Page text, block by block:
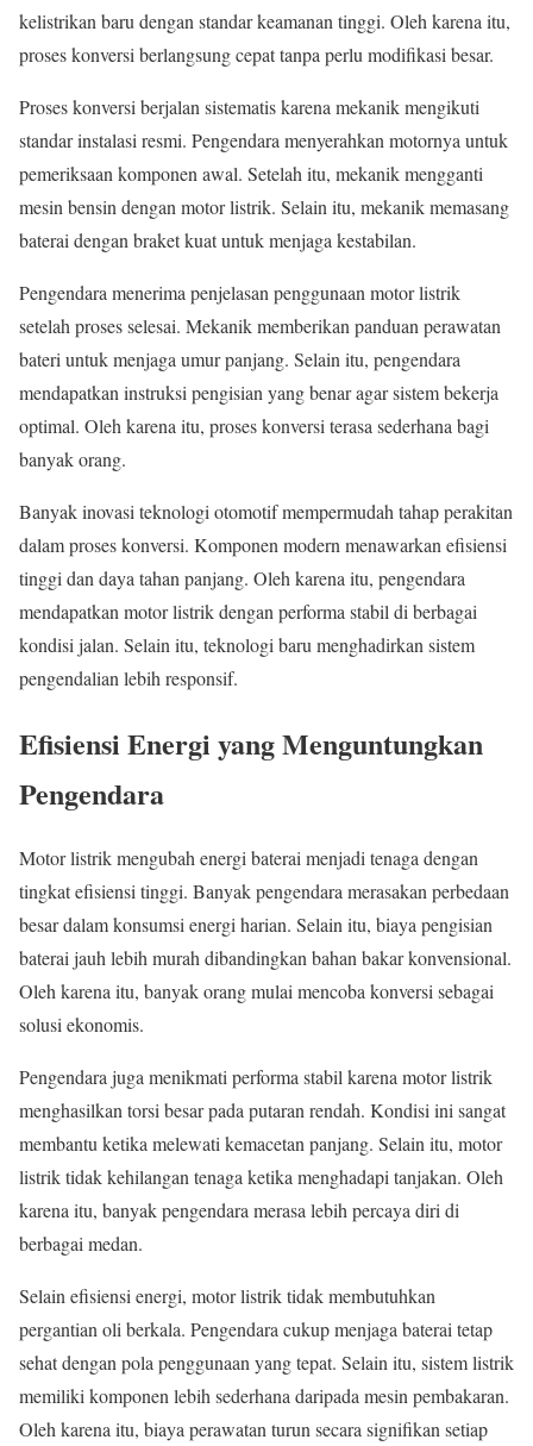
kelistrikan baru dengan standar keamanan tinggi. Oleh karena itu,
proses konversi berlangsung cepat tanpa perlu modifikasi besar.
Proses konversi berjalan sistematis karena mekanik mengikuti
standar instalasi resmi. Pengendara menyerahkan motornya untuk
pemeriksaan komponen awal. Setelah itu, mekanik mengganti
mesin bensin dengan motor listrik. Selain itu, mekanik memasang
baterai dengan braket kuat untuk menjaga kestabilan.
Pengendara menerima penjelasan penggunaan motor listrik
setelah proses selesai. Mekanik memberikan panduan perawatan
bateri untuk menjaga umur panjang. Selain itu, pengendara
mendapatkan instruksi pengisian yang benar agar sistem bekerja
optimal. Oleh karena itu, proses konversi terasa sederhana bagi
banyak orang.
Banyak inovasi teknologi otomotif mempermudah tahap perakitan
dalam proses konversi. Komponen modern menawarkan efisiensi
tinggi dan daya tahan panjang. Oleh karena itu, pengendara
mendapatkan motor listrik dengan performa stabil di berbagai
kondisi jalan. Selain itu, teknologi baru menghadirkan sistem
pengendalian lebih responsif.
Efisiensi Energi yang Menguntungkan
Pengendara
Motor listrik mengubah energi baterai menjadi tenaga dengan
tingkat efisiensi tinggi. Banyak pengendara merasakan perbedaan
besar dalam konsumsi energi harian. Selain itu, biaya pengisian
baterai jauh lebih murah dibandingkan bahan bakar konvensional.
Oleh karena itu, banyak orang mulai mencoba konversi sebagai
solusi ekonomis.
Pengendara juga menikmati performa stabil karena motor listrik
menghasilkan torsi besar pada putaran rendah. Kondisi ini sangat
membantu ketika melewati kemacetan panjang. Selain itu, motor
listrik tidak kehilangan tenaga ketika menghadapi tanjakan. Oleh
karena itu, banyak pengendara merasa lebih percaya diri di
berbagai medan.
Selain efisiensi energi, motor listrik tidak membutuhkan
pergantian oli berkala. Pengendara cukup menjaga baterai tetap
sehat dengan pola penggunaan yang tepat. Selain itu, sistem listrik
memiliki komponen lebih sederhana daripada mesin pembakaran.
Oleh karena itu, biaya perawatan turun secara signifikan setiap